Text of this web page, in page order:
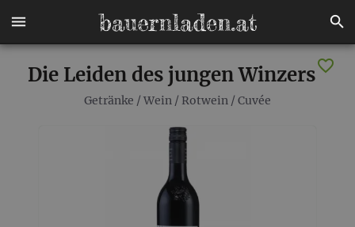
Die Leiden des jungen Winzers
Getränke / Wein / Rotwein / Cuvée